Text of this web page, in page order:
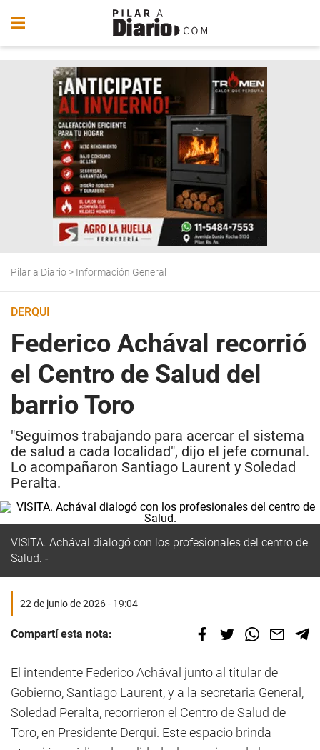
Pilar a Diario > Información General
DERQUI
Federico Achával recorrió
el Centro de Salud del
barrio Toro
"Seguimos trabajando para acercar el sistema
de salud a cada localidad", dijo el jefe comunal.
Lo acompañaron Santiago Laurent y Soledad
Peralta.
VISITA. Achával dialogó con los profesionales del centro de
Salud.
22 de junio de 2026 - 19:04
Compartí esta nota:
El intendente Federico Achával junto al titular de
Gobierno, Santiago Laurent, y a la secretaria General,
Soledad Peralta, recorrieron el Centro de Salud de
Toro, en Presidente Derqui. Este espacio brinda